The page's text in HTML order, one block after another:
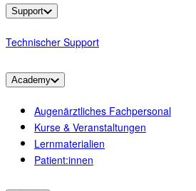
Support
Technischer Support
Academy
Augenärztliches Fachpersonal
Kurse & Veranstaltungen
Lernmaterialien
Patient:innen